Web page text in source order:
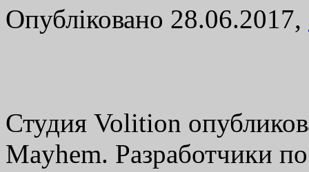
Опубліковано 28.06.2017,
Студия Volition
Mayhem. Разработчики